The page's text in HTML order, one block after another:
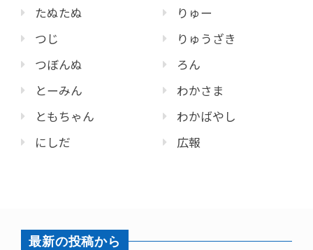
たぬたぬ
つじ
つぼんぬ
とーみん
ともちゃん
にしだ
りゅー
りゅうざき
ろん
わかさま
わかばやし
広報
最新の投稿から